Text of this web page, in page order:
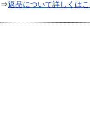
⇒返品について詳しくは